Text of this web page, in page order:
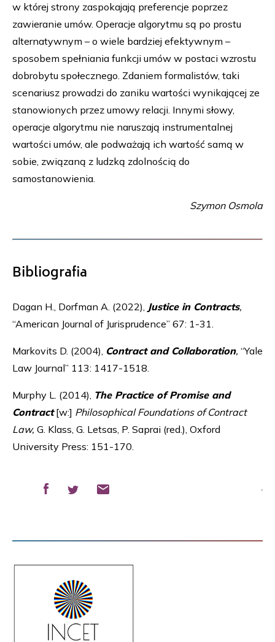
w której strony zaspokajają preferencje poprzez
zawieranie umów. Operacje algorytmu są po prostu
alternatywnym – o wiele bardziej efektywnym –
sposobem spełniania funkcji umów w postaci wzrostu
dobrobytu społecznego. Zdaniem formalistów, taki
scenariusz prowadzi do zaniku wartości wynikającej ze
stanowionych przez umowy relacji. Innymi słowy,
operacje algorytmu nie naruszają instrumentalnej
wartości umów, ale podważają ich wartość samą w
sobie, związaną z ludzką zdolnością do
samostanowienia.
Szymon Osmola
Bibliografia
Dagan H., Dorfman A. (2022), Justice in Contracts,
“American Journal of Jurisprudence” 67: 1-31.
Markovits D. (2004), Contract and Collaboration, “Yale
Law Journal” 113: 1417-1518.
Murphy L. (2014), The Practice of Promise and
Contract[w:] Philosophical Foundations of Contract
Law, G. Klass, G. Letsas, P. Saprai (red.), Oxford
University Press: 151-170.